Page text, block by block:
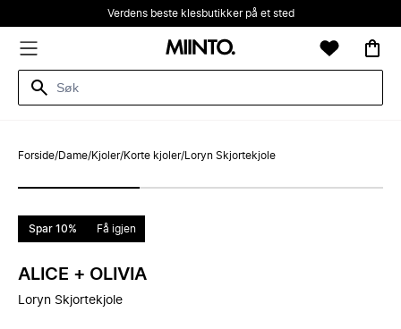
Verdens beste klesbutikker på et sted
Forside/Dame/Kjoler/Korte kjoler/ Loryn Skjortekjole
Spar 10% Få igjen
ALICE + OLIVIA
Loryn Skjortekjole